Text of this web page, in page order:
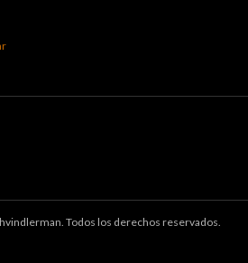
Todos los derechos reservados.